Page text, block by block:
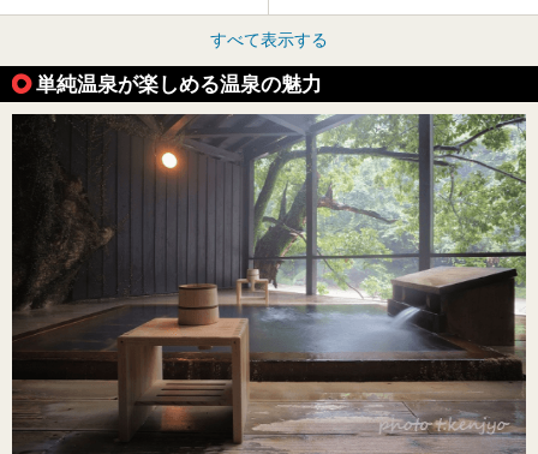
すべて表示する
単純温泉が楽しめる温泉の魅力